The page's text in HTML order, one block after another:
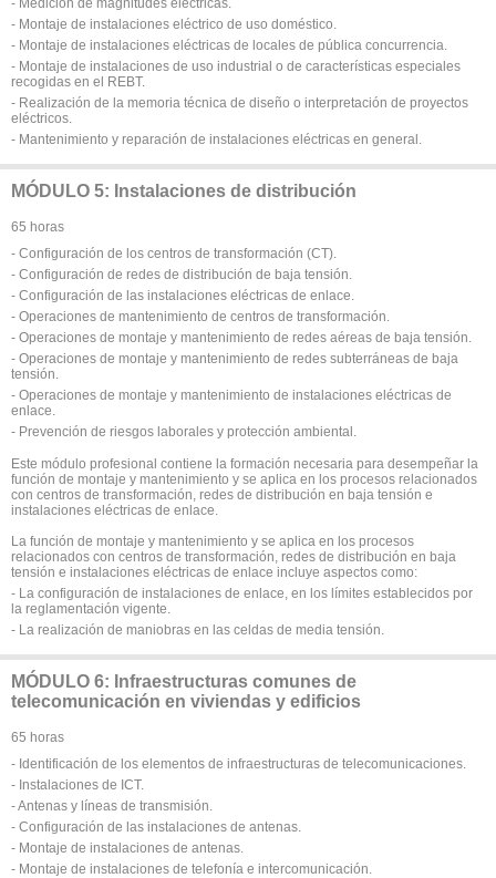
- Montaje de instalaciones eléctrico de uso doméstico.
- Montaje de instalaciones eléctricas de locales de pública concurrencia.
- Montaje de instalaciones de uso industrial o de características especiales
recogidas en el REBT.
- Realización de la memoria técnica de diseño o interpretación de proyectos
eléctricos.
- Mantenimiento y reparación de instalaciones eléctricas en general.
MÓDULO 5: Instalaciones de distribución
65 horas
- Configuración de los centros de transformación (CT).
- Configuración de redes de distribución de baja tensión.
- Configuración de las instalaciones eléctricas de enlace.
- Operaciones de mantenimiento de centros de transformación.
- Operaciones de montaje y mantenimiento de redes aéreas de baja tensión.
- Operaciones de montaje y mantenimiento de redes subterráneas de baja
tensión.
- Operaciones de montaje y mantenimiento de instalaciones eléctricas de
enlace.
- Prevención de riesgos laborales y protección ambiental.
Este módulo profesional contiene la formación necesaria para desempeñar la
función de montaje y mantenimiento y se aplica en los procesos relacionados
con centros de transformación, redes de distribución en baja tensión e
instalaciones eléctricas de enlace.
La función de montaje y mantenimiento y se aplica en los procesos
relacionados con centros de transformación, redes de distribución en baja
tensión e instalaciones eléctricas de enlace incluye aspectos como:
- La configuración de instalaciones de enlace, en los límites establecidos por
la reglamentación vigente.
- La realización de maniobras en las celdas de media tensión.
MÓDULO 6: Infraestructuras comunes de
telecomunicación en viviendas y edificios
65 horas
- Identificación de los elementos de infraestructuras de telecomunicaciones.
- Instalaciones de ICT.
- Antenas y líneas de transmisión.
- Configuración de las instalaciones de antenas.
- Montaje de instalaciones de antenas.
- Montaje de instalaciones de telefonía e intercomunicación.